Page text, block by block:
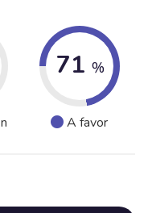
71 %
A favor